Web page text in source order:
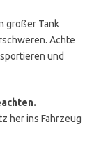
großer Tank
Achte
und
her ins Fahrzeug